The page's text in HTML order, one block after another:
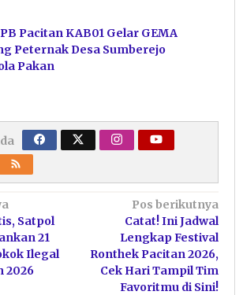
Pacitan KAB01 Gelar GEMA
Peternak Desa Sumberejo
Pakan
Satpol
21
Ilegal
2026
Pos berikutnya
Catat! Ini Jadwal
Lengkap Festival
Ronthek Pacitan 2026,
Cek Hari Tampil Tim
Favoritmu di Sini!